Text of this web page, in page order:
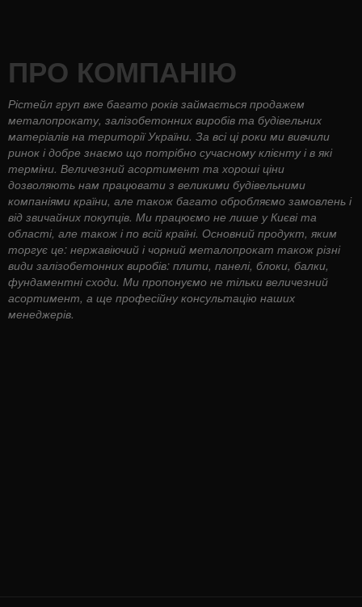
ПРО КОМПАНІЮ
Рістейл груп вже багато років займається продажем
металопрокату, залізобетонних виробів та будівельних
матеріалів на території України. За всі ці роки ми вивчили
ринок і добре знаємо що потрібно сучасному клієнту і в які
терміни. Величезний асортимент та хороші ціни
дозволяють нам працювати з великими будівельними
компаніями країни, але також багато обробляємо замовлень і
від звичайних покупців. Ми працюємо не лише у Києві та
області, але також і по всій країні. Основний продукт, яким
торгує це: нержавіючий і чорний металопрокат також різні
види залізобетонних виробів: плити, панелі, блоки, балки,
фундаментні сходи. Ми пропонуємо не тільки величезний
асортимент, а ще професійну консультацію наших
менеджерів.